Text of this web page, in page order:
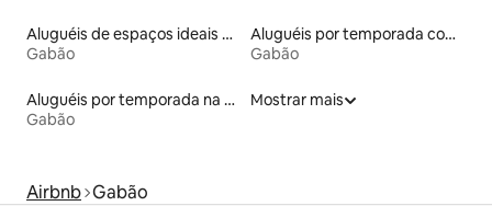
Aluguéis de espaços ideais para famílias
Gabão
Aluguéis por temporada com acesso à praia
Gabão
Aluguéis por temporada na orla
Gabão
Mostrar mais
Airbnb Gabão